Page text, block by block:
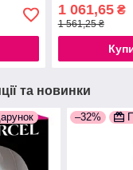
1 061,65₴
1 561,25 ₴
та новинки
–32%